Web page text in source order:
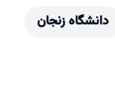
دانشگاه زنجان